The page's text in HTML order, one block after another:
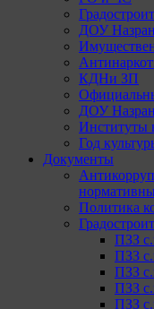
ДОУ
КДНи ЗП
ДОУ
Институты
Год
Документы
Политика
ПЗЗ
ПЗЗ
ПЗЗ
ПЗЗ
ПЗЗ